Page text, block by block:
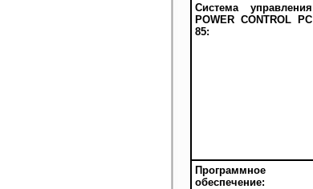
Система управления
POWER CONTROL РС
85:
Программное
обеспечение: